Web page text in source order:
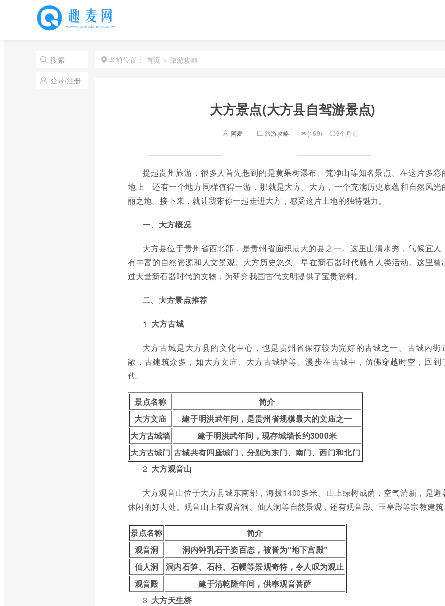
搜索
登录/注册
当前位置： 首页 > 旅游攻略
大方景点(大方县自驾游景点)
阿麦 旅游攻略 (169) 9个月前
提起贵州旅游，很多人首先想到的是黄果树瀑布、梵净山等知名景点。在这片多彩
地上，还有一个地方同样值得一游，那就是大方。大方，一个充满历史底蕴和自然风光
丽之地。接下来，就让我带你一起走进大方，感受这片土地的独特魅力。
一、大方概况
大方县位于贵州省西北部，是贵州省面积最大的县之一。这里山清水秀，气候宜人
有丰富的自然资源和人文景观。大方历史悠久，早在新石器时代就有人类活动。这里曾
过大量新石器时代的文物，为研究我国古代文明提供了宝贵资料。
二、大方景点推荐
1. 大方古城
大方古城是大方县的文化中心，也是贵州省保存较为完好的古城之一。古城内街
敞，古建筑众多，如大方文庙、大方古城墙等。漫步在古城中，仿佛穿越时空，回到
代。
景点名称
简介
大方文庙
建于明洪武年间，是贵州省规模最大的文庙之一
大方古城墙
建于明洪武年间，现存城墙长约3000米
大方古城门 古城共有四座城门，分别为东门、南门、西门和北门
2. 大方观音山
大方观音山位于大方县城东南部，海拔1400多米。山上绿树成荫，空气清新，是避
休闲的好去处。观音山上有观音洞、仙人洞等自然景观，还有观音殿、玉皇殿等宗教建筑
景点名称
简介
观音洞
洞内钟乳石千姿百态，被誉为“地下宫殿”
仙人洞
洞内石笋、石柱、石幔等景观奇特，令人叹为观止
观音殿
建于清乾隆年间，供奉观音菩萨
3. 大方天生桥